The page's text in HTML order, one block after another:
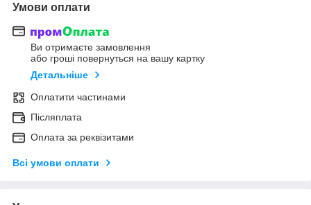
Умови оплати
Ви отримаєте замовлення
або гроші повернуться на вашу картку
Детальніше
Оплатити частинами
Післяплата
Оплата за реквізитами
Всі умови оплати